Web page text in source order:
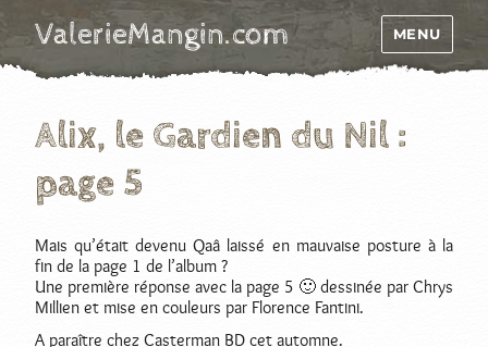
ValerieMangin.com MENU
Alix, le Gardien du Nil :
page 5
Mais qu’était devenu Qaâ laissé en mauvaise posture à la
fin de la page 1 de l’album ?
Une première réponse avec la page 5 🙂 dessinée par Chrys
Millien et mise en couleurs par Florence Fantini.
A paraître chez Casterman BD cet automne.